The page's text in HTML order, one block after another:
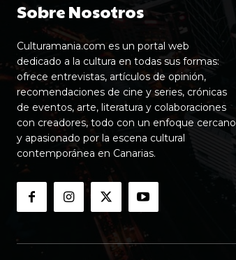
Sobre Nosotros
Culturamania.com es un portal web
dedicado a la cultura en todas sus formas:
ofrece entrevistas, artículos de opinión,
recomendaciones de cine y series, crónicas
de eventos, arte, literatura y colaboraciones
con creadores, todo con un enfoque cercano
y apasionado por la escena cultural
contemporánea en Canarias.